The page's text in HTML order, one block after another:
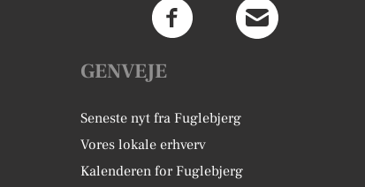
GENVEJE
Seneste nyt fra Fuglebjerg
Vores lokale erhverv
Kalenderen for Fuglebjerg